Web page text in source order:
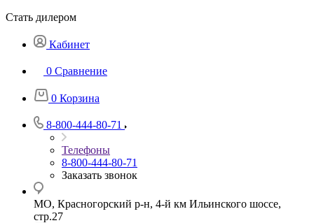
Стать дилером
Кабинет
0 Сравнение
0 Корзина
8-800-444-80-71
Телефоны
8-800-444-80-71
Заказать звонок
МО, Красногорский р-н, 4-й км Ильинского шоссе,
стр.27